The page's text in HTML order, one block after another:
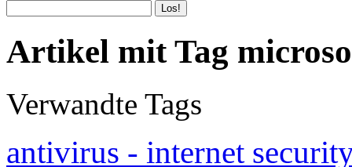
Artikel mit Tag
Verwandte Tags
antivirus - internet